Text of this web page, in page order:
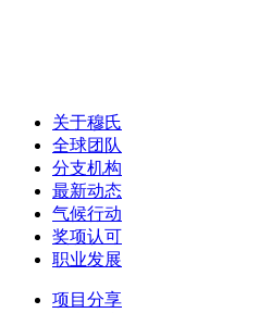
关于穆氏
全球团队
分支机构
最新动态
气候行动
奖项认可
职业发展
项目分享